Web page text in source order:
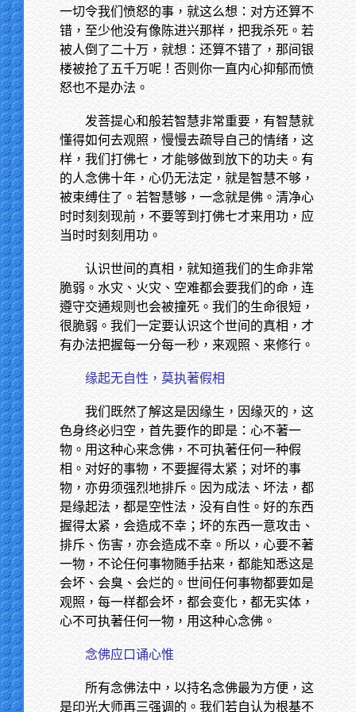
一切令我们愤怒的事，就这么想：对方还算不
错，至少他没有像陈进兴那样，把我杀死。若
被人倒了二十万，就想：还算不错了，那间银
楼被抢了五千万呢！否则你一直内心抑郁而愤
怒也不是办法。
发菩提心和般若智慧非常重要，有智慧就
懂得如何去观照，慢慢去疏导自己的情绪，这
样，我们打佛七，才能够做到放下的功夫。有
的人念佛十年，心仍无法定，就是智慧不够，
被束缚住了。若智慧够，一念就是佛。清净心
时时刻刻现前，不要等到打佛七才来用功，应
当时时刻刻用功。
认识世间的真相，就知道我们的生命非常
脆弱。水灾、火灾、空难都会要我们的命，连
遵守交通规则也会被撞死。我们的生命很短，
很脆弱。我们一定要认识这个世间的真相，才
有办法把握每一分每一秒，来观照、来修行。
缘起无自性，莫执著假相
我们既然了解这是因缘生，因缘灭的，这
色身终必归空，首先要作的即是：心不著一
物。用这种心来念佛，不可执著任何一种假
相。对好的事物，不要握得太紧；对坏的事
物，亦毋须强烈地排斥。因为成法、坏法，都
是缘起法，都是空性法，没有自性。好的东西
握得太紧，会造成不幸；坏的东西一意攻击、
排斥、伤害，亦会造成不幸。所以，心要不著
一物，不论任何事物随手拈来，都能知悉这是
会坏、会臭、会烂的。世间任何事物都要如是
观照，每一样都会坏，都会变化，都无实体，
心不可执著任何一物，用这种心念佛。
念佛应口诵心惟
所有念佛法中，以持名念佛最为方便，这
是印光大师再三强调的。我们若自认为根基不